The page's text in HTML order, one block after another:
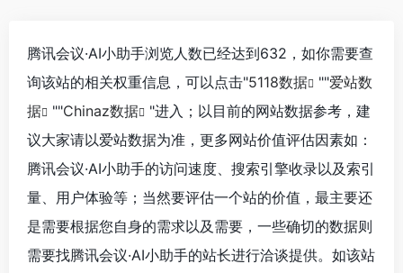
腾讯会议·AI小助手浏览人数已经达到632，如你需要查
询该站的相关权重信息，可以点击"5118数据 ""爱站数
据
""Chinaz数据
"进入；以目前的网站数据参考，建
议大家请以爱站数据为准，更多网站价值评估因素如：
腾讯会议·AI小助手的访问速度、搜索引擎收录以及索引
量、用户体验等；当然要评估一个站的价值，最主要还
是需要根据您自身的需求以及需要，一些确切的数据则
需要找腾讯会议·AI小助手的站长进行洽谈提供。如该站